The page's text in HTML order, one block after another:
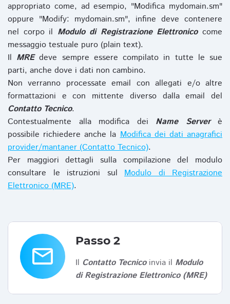
appropriato come, ad esempio, "Modifica mydomain.sm"
oppure "Modify: mydomain.sm", infine deve contenere
nel corpo il Modulo di Registrazione Elettronicocome
messaggio testuale puro (plain text).
Il MREdeve sempre essere compilato in tutte le sue
parti, anche dove i dati non cambino.
Non verranno processate email con allegati e/o altre
formattazioni e con mittente diverso dalla email del
Contatto Tecnico.
Contestualmente alla modifica dei Name Serverè
possibile richiedere anche laModifica dei dati anagrafici
provider/mantaner (Contatto Tecnico).
Per maggiori dettagli sulla compilazione del modulo
consultare le istruzioni sul Modulo di Registrazione
Elettronico (MRE).
email
Passo 2
Il Contatto Tecnicoinvia il Modulo
di Registrazione Elettronico (MRE)